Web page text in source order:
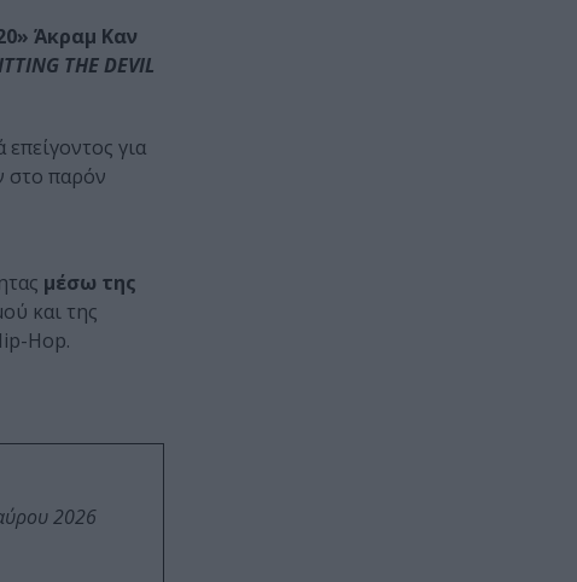
Άκραμ Καν
THE DEVIL
για
στο παρόν
μέσω της
και της
Hop.
2026